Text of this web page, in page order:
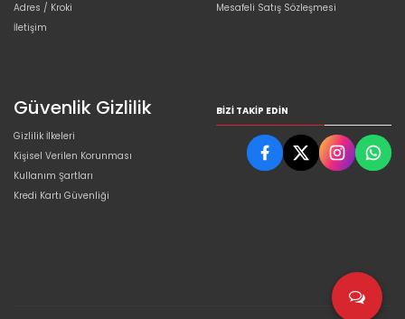
Adres / Kroki
İletişim
Mesafeli Satış Sözleşmesi
Güvenlik Gizlilik
Gizlilik İlkeleri
Kişisel Verilen Korunması
Kullanım Şartları
Kredi Kartı Güvenliği
BIZI TAKIP EDIN